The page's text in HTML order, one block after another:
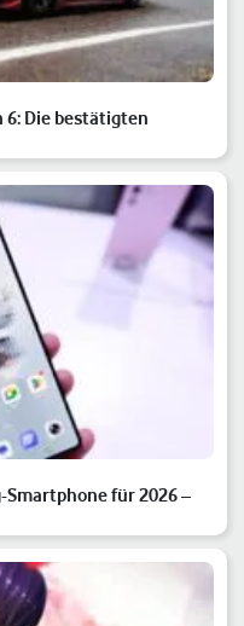
Die bestätigten
Smartphone für 2026 –